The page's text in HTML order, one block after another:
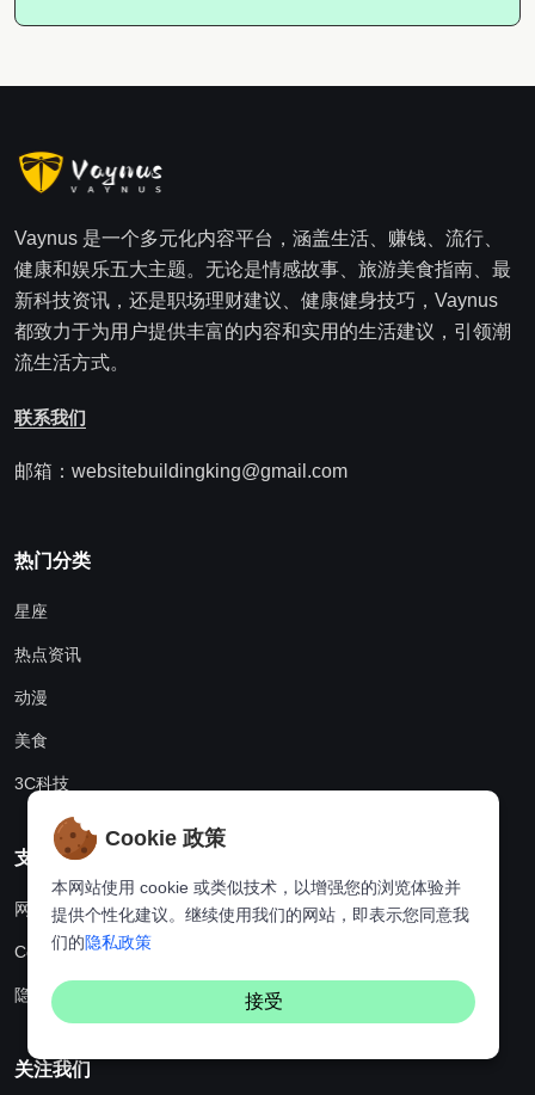
Vaynus 是一个多元化内容平台，涵盖生活、赚钱、流行、
健康和娱乐五大主题。无论是情感故事、旅游美食指南、最
新科技资讯，还是职场理财建议、健康健身技巧，Vaynus
都致力于为用户提供丰富的内容和实用的生活建议，引领潮
流生活方式。
联系我们
邮箱：websitebuildingking@gmail.com
热门分类
星座
热点资讯
动漫
美食
3C科技
支持中心
网站地图
Cookie政策
隐私政策
关注我们
Cookie 政策
本网站使用 cookie 或类似技术，以增强您的浏览体验并
提供个性化建议。继续使用我们的网站，即表示您同意我
们的隐私政策
接受